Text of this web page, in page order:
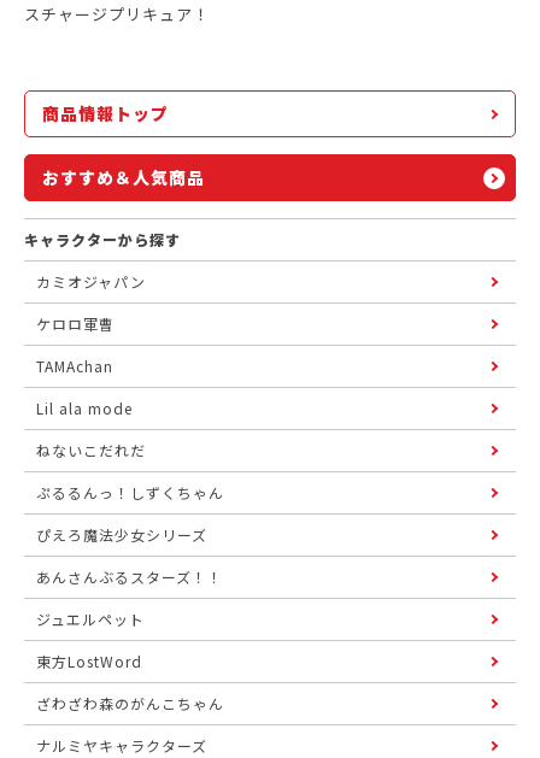
スチャージプリキュア！
商品情報トップ
おすすめ＆人気商品
キャラクターから探す
カミオジャパン
ケロロ軍曹
TAMAchan
Lil ala mode
ねないこだれだ
ぷるるんっ！しずくちゃん
ぴえろ魔法少女シリーズ
あんさんぶるスターズ！！
ジュエルペット
東方LostWord
ざわざわ森のがんこちゃん
ナルミヤキャラクターズ